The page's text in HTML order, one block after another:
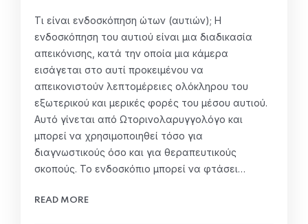
Τι είναι ενδοσκόπηση ώτων (αυτιών); Η
ενδοσκόπηση του αυτιού είναι μια διαδικασία
απεικόνισης, κατά την οποία μια κάμερα
εισάγεται στο αυτί προκειμένου να
απεικονιστούν λεπτομέρειες ολόκληρου του
εξωτερικού και μερικές φορές του μέσου αυτιού.
Αυτό γίνεται από Ωτορινολαρυγγολόγο και
μπορεί να χρησιμοποιηθεί τόσο για
διαγνωστικούς όσο και για θεραπευτικούς
σκοπούς. Το ενδοσκόπιο μπορεί να φτάσει…
READ MORE